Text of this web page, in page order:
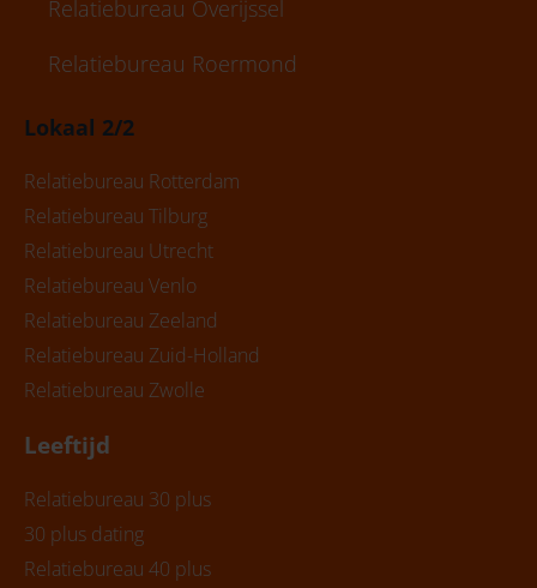
Relatiebureau Overijssel
Relatiebureau Roermond
Lokaal 2/2
Relatiebureau Rotterdam
Relatiebureau Tilburg
Relatiebureau Utrecht
Relatiebureau Venlo
Relatiebureau Zeeland
Relatiebureau Zuid-Holland
Relatiebureau Zwolle
Leeftijd
Relatiebureau 30 plus
30 plus dating
Relatiebureau 40 plus